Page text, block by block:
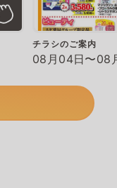
チラシのご案内
08月04日〜08